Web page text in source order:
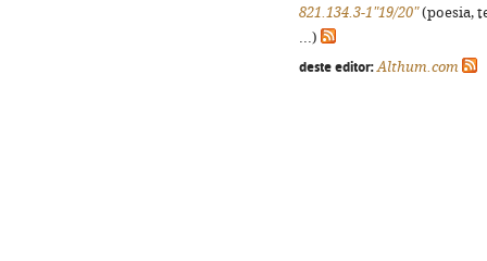
821.134.3-1"19/20"(poesia,
...)
deste editor: Althum.com